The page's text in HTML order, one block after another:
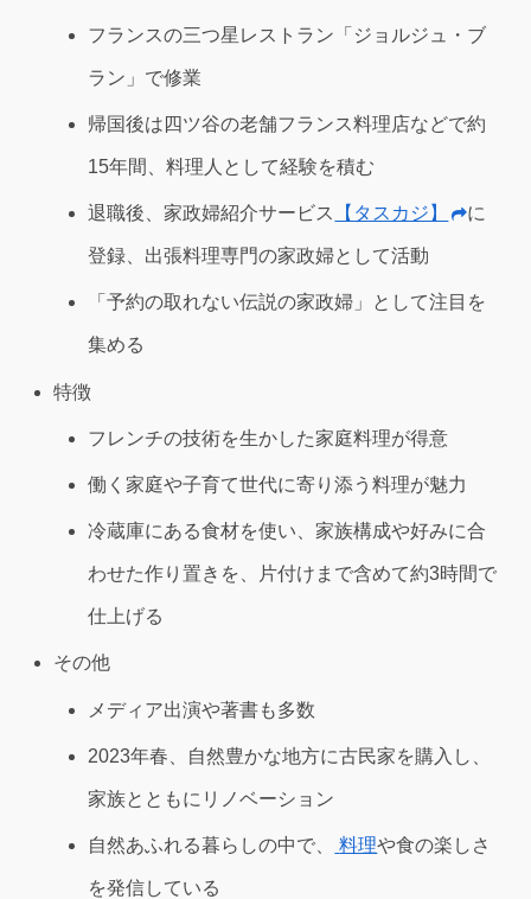
フランスの三つ星レストラン「ジョルジュ・ブ
ラン」で修業
帰国後は四ツ谷の老舗フランス料理店などで約
15年間、料理人として経験を積む
退職後、家政婦紹介サービス 【タスカジ】 に
登録、出張料理専門の家政婦として活動
「予約の取れない伝説の家政婦」として注目を
集める
特徴
フレンチの技術を生かした家庭料理が得意
働く家庭や子育て世代に寄り添う料理が魅力
冷蔵庫にある食材を使い、家族構成や好みに合
わせた作り置きを、片付けまで含めて約3時間で
仕上げる
その他
メディア出演や著書も多数
2023年春、自然豊かな地方に古民家を購入し、
家族とともにリノベーション
自然あふれる暮らしの中で、 料理や食の楽しさ
を発信している